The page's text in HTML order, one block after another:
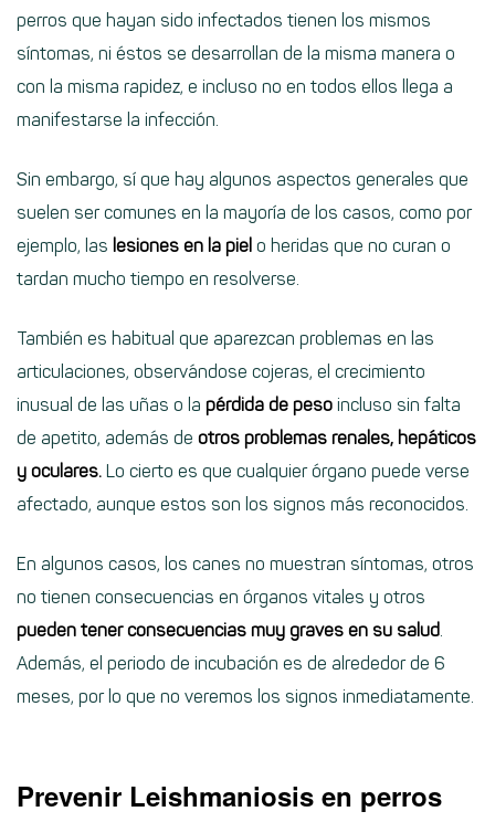
perros que hayan sido infectados tienen los mismos
síntomas, ni éstos se desarrollan de la misma manera o
con la misma rapidez, e incluso no en todos ellos llega a
manifestarse la infección.
Sin embargo, sí que hay algunos aspectos generales que
suelen ser comunes en la mayoría de los casos, como por
ejemplo, las lesiones en la piel o heridas que no curan o
tardan mucho tiempo en resolverse.
También es habitual que aparezcan problemas en las
articulaciones, observándose cojeras, el crecimiento
inusual de las uñas o la pérdida de peso incluso sin falta
de apetito, además de otros problemas renales, hepáticos
y oculares. Lo cierto es que cualquier órgano puede verse
afectado, aunque estos son los signos más reconocidos.
En algunos casos, los canes no muestran síntomas, otros
no tienen consecuencias en órganos vitales y otros
pueden tener consecuencias muy graves en su salud
Además, el periodo de incubación es de alrededor de 6
meses, por lo que no veremos los signos inmediatamente.
Prevenir Leishmaniosis en perros